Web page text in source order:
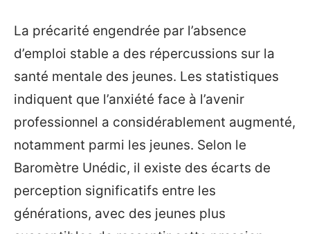
La précarité engendrée par l’absence
d’emploi stable a des répercussions sur la
santé mentale des jeunes. Les statistiques
indiquent que l’anxiété face à l’avenir
professionnel a considérablement augmenté,
notamment parmi les jeunes. Selon le
Baromètre Unédic, il existe des écarts de
perception significatifs entre les
générations, avec des jeunes plus